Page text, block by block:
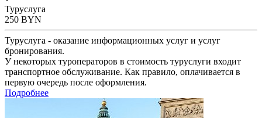
Туруслуга
250 BYN
Туруслуга - оказание информационных услуг и услуг
бронирования.
У некоторых туроператоров в стоимость туруслуги входит
транспортное обслуживание. Как правило, оплачивается в
первую очередь после оформления.
Подробнее